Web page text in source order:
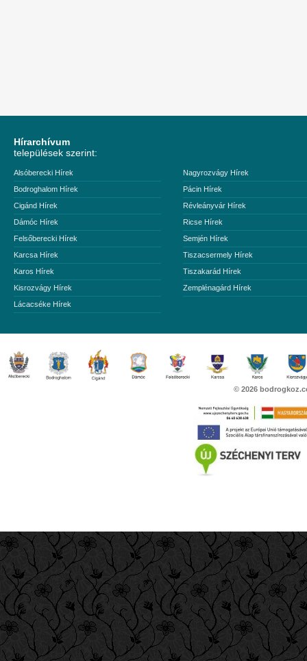
Hírarchívum
települések szerint:
Alsóberecki Hírek
Bodroghalom Hírek
Cigánd Hírek
Dámóc Hírek
Felsőberecki Hírek
Karcsa Hírek
Karos Hírek
Kisrozvágy Hírek
Lácacséke Hírek
Nagyrozvágy Hírek
Pácin Hírek
Révleányvár Hírek
Ricse Hírek
Semjén Hírek
Tiszacsermely Hírek
Tiszakarád Hírek
Zemplénagárd Hírek
© 2026